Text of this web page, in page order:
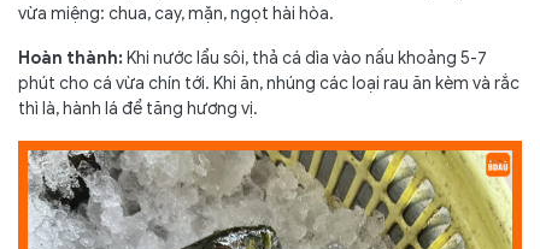
vừa miệng: chua, cay, mặn, ngọt hài hòa.
Hoàn thành: Khi nước lẩu sôi, thả cá dìa vào nấu khoảng 5-7
phút cho cá vừa chín tới. Khi ăn, nhúng các loại rau ăn kèm và rắc
thì là, hành lá để tăng hương vị.